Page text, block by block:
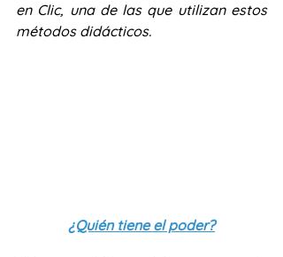
en Clic, una de las que utilizan estos
métodos didácticos.
¿Quién tiene el poder?